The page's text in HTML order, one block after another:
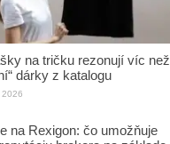
na tričku rezonují víc než
dárky z katalogu
2026
na Rexigon: čo umožňuje